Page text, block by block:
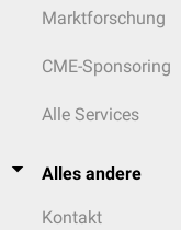
Marktforschung
CME-Sponsoring
Alle Services
Alles andere
Kontakt